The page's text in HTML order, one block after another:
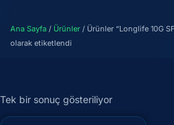
Ana Sayfa / Ürünler / Ürünler “Longlife 10G
olarak etiketlendi
Tek bir sonuç gösteriliyor